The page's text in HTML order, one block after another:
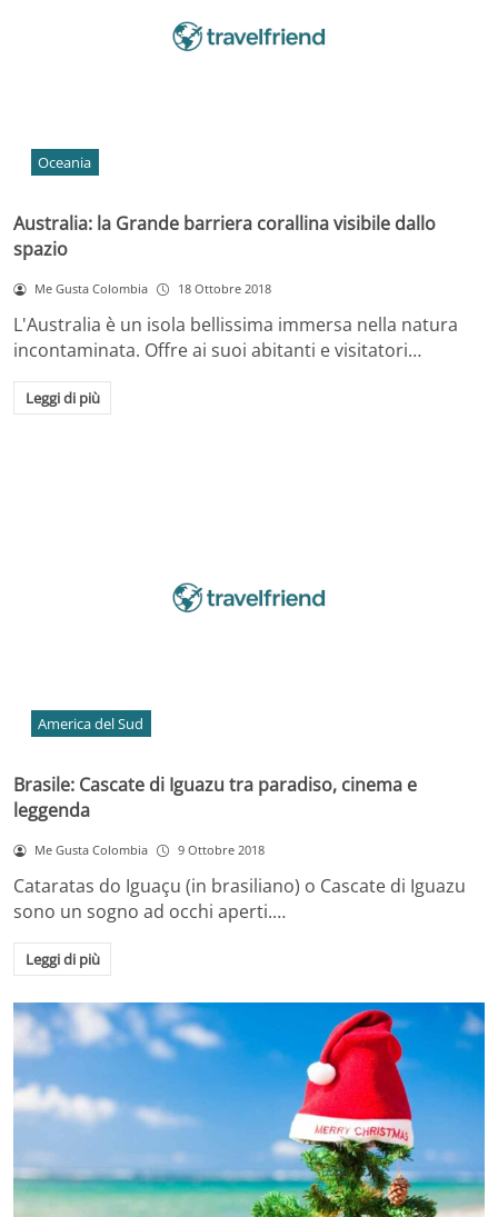
Oceania
Australia: la Grande barriera corallina visibile dallo
spazio
Me Gusta Colombia 18 Ottobre 2018
L'Australia è un isola bellissima immersa nella natura
incontaminata. Offre ai suoi abitanti e visitatori…
Leggi di più
America del Sud
Brasile: Cascate di Iguazu tra paradiso, cinema e
leggenda
Me Gusta Colombia 9 Ottobre 2018
Cataratas do Iguaçu (in brasiliano) o Cascate di Iguazu
sono un sogno ad occhi aperti.…
Leggi di più